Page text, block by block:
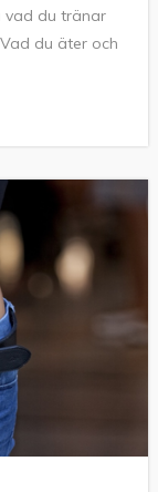
vad du tränar
du äter och